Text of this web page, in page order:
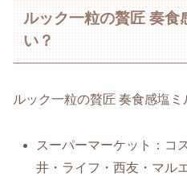
ルック一粒の贅匠 奏
い？
ルック一粒の贅匠 奏食感塩ミ
スーパーマーケット：コ
井・ライフ・西友・マル